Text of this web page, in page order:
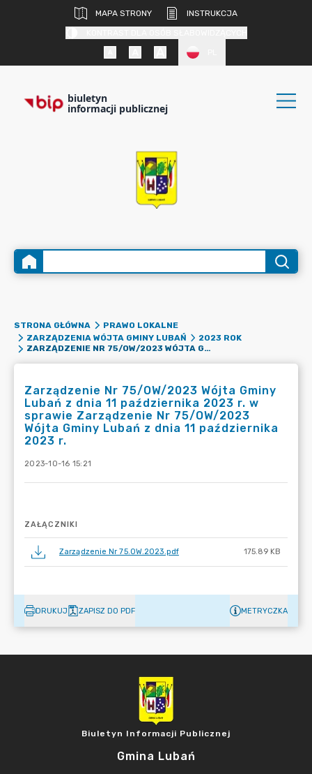
MAPA STRONY
INSTRUKCJA
biuletyn
informacji publicznej
STRONA GŁÓWNA
PRAWO LOKALNE
ZARZĄDZENIA WÓJTA GMINY LUBAŃ
2023 ROK
ZARZĄDZENIE NR 75/OW/2023 WÓJTA GMINY LUBAŃ Z DNIA 11 PAŹDZIERNIKA 2023 R. W SPRAWIE ZARZĄDZENIE NR 75/OW/2023 WÓJTA GMINY LUBAŃ Z DNIA 11 PAŹDZIERNIKA 2023 R.
Zarządzenie Nr 75/OW/2023 Wójta Gminy
Lubań z dnia 11 października 2023 r. w
sprawie Zarządzenie Nr 75/OW/2023
Wójta Gminy Lubań z dnia 11 października
2023 r.
2023-10-16 15:21
ZAŁĄCZNIKI
Zarządzenie Nr 75.OW.2023.pdf 175.89 KB
DRUKUJ ZAPISZ DO PDF METRYCZKA
Biuletyn Informacji Publicznej
Gmina Lubań